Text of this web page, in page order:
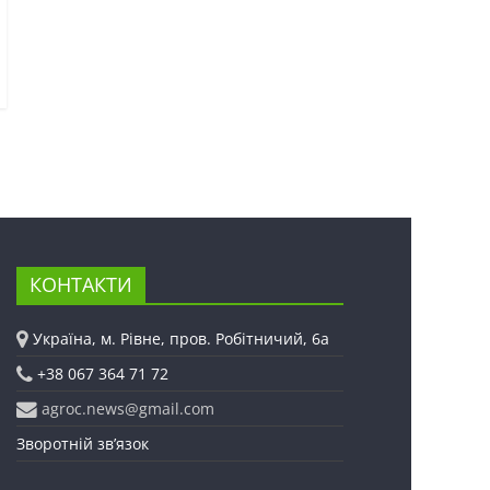
КОНТАКТИ
Україна, м. Рівне, пров. Робітничий, 6а
+38 067 364 71 72
agroc.news@gmail.com
Зворотній зв’язок